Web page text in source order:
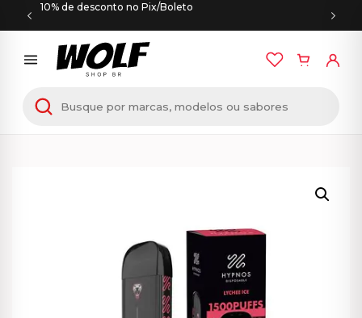
10% de desconto no Pix/Boleto
Início/PODS DESCARTÁVEIS / Hypnos – Pod